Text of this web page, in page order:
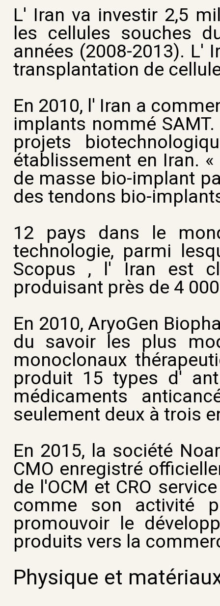
L' Iran va investir 2,5
les cellules souches
années (2008-2013). L'
transplantation de
En 2010, l' Iran a
implants nommé
projets
établissement en Iran.
de masse bio-implant
des tendons bio-
12 pays dans le
technologie, parmi
Scopus , l' Iran est
produisant près de 4
En 2010, AryoGen
du savoir les plus
monoclonaux
produit 15 types d'
médicaments
seulement deux à trois
En 2015, la société
CMO enregistré
de l'OCM et CRO
comme son activité
promouvoir le
produits vers la
Physique et